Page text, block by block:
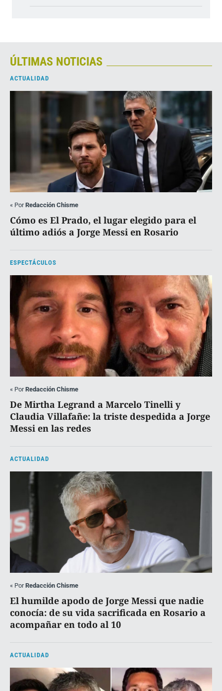
ÚLTIMAS NOTICIAS
ACTUALIDAD
« PorRedacción Chisme
Cómo es El Prado, el lugar elegido para el
último adiós a Jorge Messi en Rosario
ESPECTÁCULOS
« PorRedacción Chisme
De Mirtha Legrand a Marcelo Tinelli y
Claudia Villafañe: la triste despedida a Jorge
Messi en las redes
ACTUALIDAD
« PorRedacción Chisme
El humilde apodo de Jorge Messi que nadie
conocía: de su vida sacrificada en Rosario a
acompañar en todo al 10
ACTUALIDAD